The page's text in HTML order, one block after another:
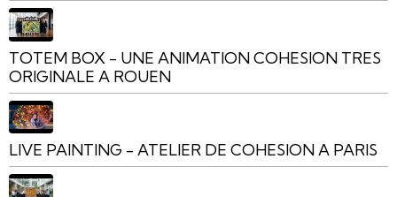
TOTEM BOX - UNE ANIMATION COHESION TRES
ORIGINALE A ROUEN
LIVE PAINTING - ATELIER DE COHESION A PARIS